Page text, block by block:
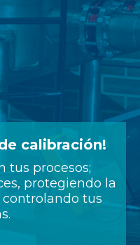
calibración!
tus procesos;
protegiendo la
tus